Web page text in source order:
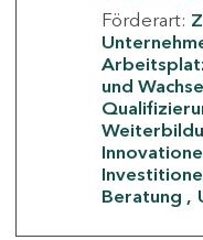
Förderart:
und
Beratung